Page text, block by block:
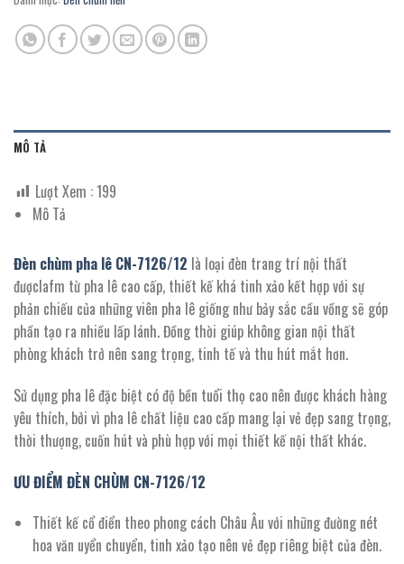
MÔ TẢ
Lượt Xem :199
Mô Tả
Đèn chùm pha lê CN-7126/12 là loại đèn trang trí nội thất
đượclafm từ pha lê cao cấp, thiết kế khá tinh xảo kết hợp với sự
phản chiếu của những viên pha lê giống như bảy sắc cầu vồng sẽ góp
phần tạo ra nhiều lấp lánh. Đồng thời giúp không gian nội thất
phòng khách trở nên sang trọng, tinh tế và thu hút mắt hơn.
Sử dụng pha lê đặc biệt có độ bền tuổi thọ cao nên được khách hàng
yêu thích, bởi vì pha lê chất liệu cao cấp mang lại vẻ đẹp sang trọng,
thời thượng, cuốn hút và phù hợp với mọi thiết kế nội thất khác.
ƯU ĐIỂM ĐÈN CHÙM CN-7126/12
Thiết kế cổ điển theo phong cách Châu Âu với những đường nét
hoa văn uyển chuyển, tinh xảo tạo nên vẻ đẹp riêng biệt của đèn.